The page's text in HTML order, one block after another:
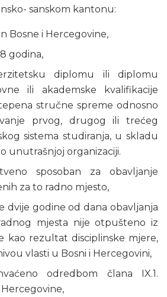
sanskom kantonu:
Bosne i Hercegovine,
godina,
diplomu ili diplomu
ili akademske kvalifikacije
stručne spreme odnosno
prvog, drugog ili trećeg
sistema studiranja, u skladu
unutrašnjoj organizaciji.
sposoban za obavljanje
za to radno mjesto,
dvije godine od dana obavljanja
mjesta nije otpušteno iz
kao rezultat disciplinske mjere,
vlasti u Bosni i Hercegovini,
odredbom člana IX.1.
Hercegovine,